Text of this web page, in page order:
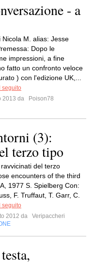
- a
Nicola M. alias: Jesse
Dopo le
impressioni, a fine
fatto un confronto veloce
) con l'edizione UK,...
seguito
2013 da
Poison78
(3):
terzo tipo
del terzo
encounters of the third
1977 S. Spielberg Con:
F. Truffaut, T. Garr, C.
seguito
2012 da
Veripaccheri